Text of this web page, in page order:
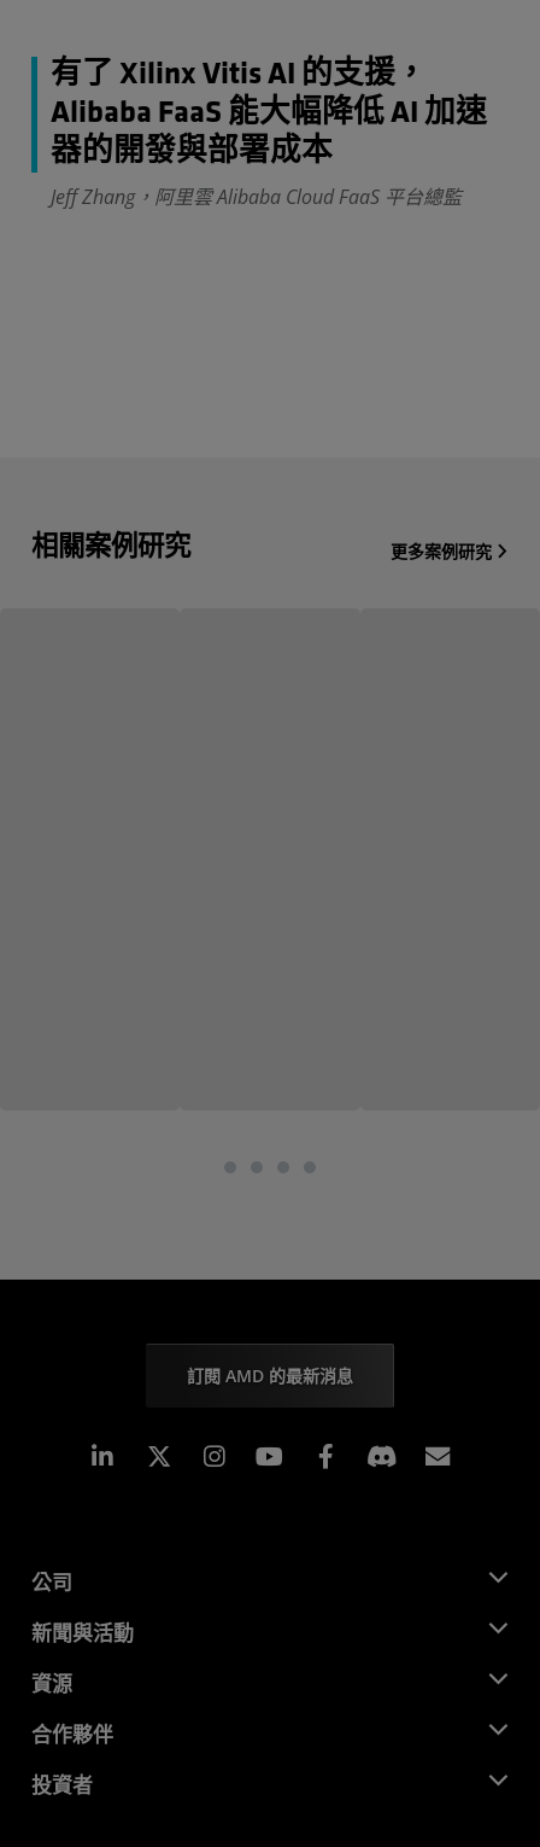
有了 Xilinx Vitis AI 的支援，
Alibaba FaaS 能大幅降低 AI 加速
器的開發與部署成本
Jeff Zhang，阿里雲 Alibaba Cloud FaaS 平台總監
相關案例研究 更多案例研究
訂閱 AMD 的最新消息
Linkedin Instagram Facebook
公司
關於 AMD
企業責任
招聘
聯絡我們
新聞與活動
新聞室
媒體庫
資源
開發者中心
案例研究
合作夥伴
AMD 合作夥伴中心
投資者